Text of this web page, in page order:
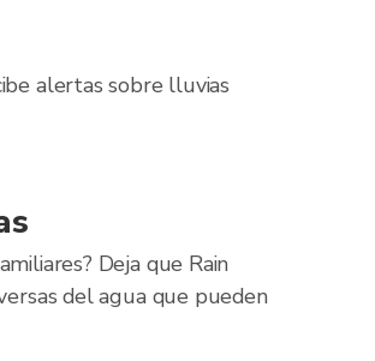
alertas sobre lluvias
Deja que Rain
del agua que pueden